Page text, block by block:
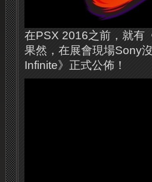
在PSX 2016之前，就有
果然，在展會現場Sony
Infinite》正式公佈！